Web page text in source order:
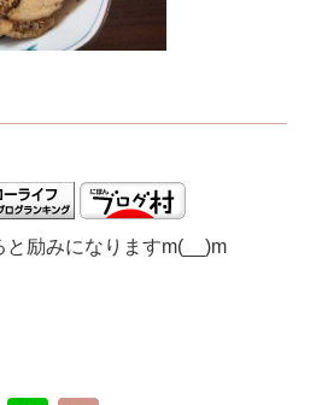
と励みになりますm(__)m